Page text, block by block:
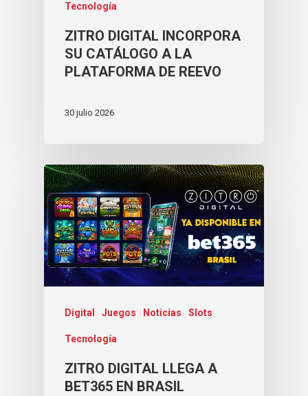
Tecnología
ZITRO DIGITAL INCORPORA
SU CATÁLOGO A LA
PLATAFORMA DE REEVO
30 julio 2026
Digital Juegos Noticias Slots
Tecnología
ZITRO DIGITAL LLEGA A
BET365 EN BRASIL